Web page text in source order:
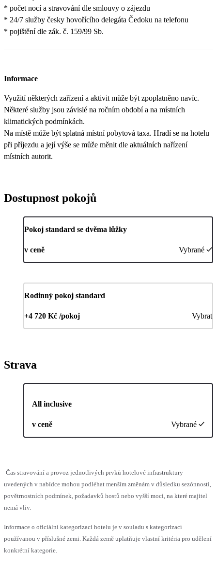
* počet nocí a stravování dle smlouvy o zájezdu
* 24/7 služby česky hovořícího delegáta Čedoku na telefonu
* pojištění dle zák. č. 159/99 Sb.
Informace
Využití některých zařízení a aktivit může být zpoplatněno navíc.
Některé služby jsou závislé na ročním období a na místních
klimatických podmínkách.
Na místě může být splatná místní pobytová taxa. Hradí se na hotelu
při příjezdu a její výše se může měnit dle aktuálních nařízení
místních autorit.
Dostupnost pokojů
Pokoj standard se dvěma lůžky
v ceně Vybrané
Rodinný pokoj standard
+4 720 Kč /pokoj Vybrat
Strava
All inclusive
v ceně Vybrané
Čas stravování a provoz jednotlivých prvků hotelové infrastruktury
uvedených v nabídce mohou podléhat menším změnám v důsledku sezónnosti,
povětrnostních podmínek, požadavků hostů nebo vyšší moci, na které majitel
nemá vliv.
Informace o oficiální kategorizaci hotelu je v souladu s kategorizací
používanou v příslušné zemi. Každá země uplatňuje vlastní kritéria pro udělení
konkrétní kategorie.